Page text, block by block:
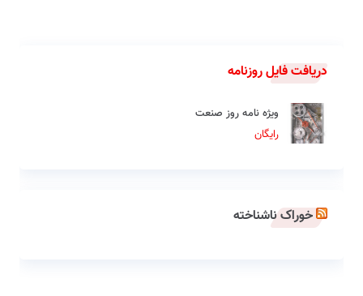
دریافت فایل روزنامه
ویژه نامه روز صنعت
رایگان
خوراک ناشناخته